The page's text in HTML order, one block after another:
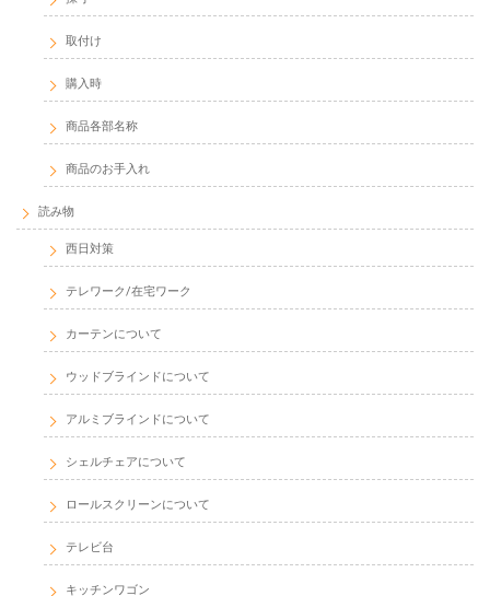
取付け
購入時
商品各部名称
商品のお手入れ
読み物
西日対策
テレワーク/在宅ワーク
カーテンについて
ウッドブラインドについて
アルミブラインドについて
シェルチェアについて
ロールスクリーンについて
テレビ台
キッチンワゴン